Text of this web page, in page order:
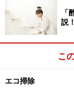
「セスキ炭酸ソー
の「アルカリウ
ると「ケンコーコ
一般的に「セス
水素ナトリウム
ウム」「トロナ
説！
こ
エコ掃除